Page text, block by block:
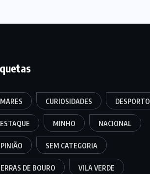
CURIOSIDADES DESPORTO
MINHO NACIONAL
SEM CATEGORIA
DE BOURO VILA VERDE